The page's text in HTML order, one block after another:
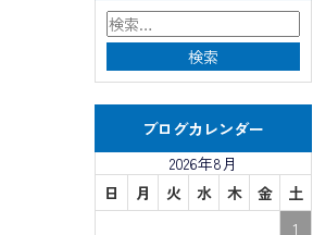
ブログカレンダー
2026年8月
日
月 火 水 木 金
土
1